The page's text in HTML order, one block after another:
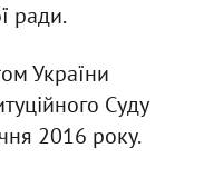
ради.
України
Суду
2016 року.